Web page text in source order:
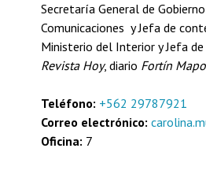
Secretaría General de
Comunicaciones y Jefa de
Ministerio del Interior y Jefa de
Revista Hoy, diario Fortín
Teléfono: +562 29787921
Correo electrónico:
​Oficina: 7